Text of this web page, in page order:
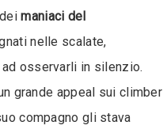
deimaniaci del
nelle scalate,
osservarli in silenzio.
grande appeal sui climber
compagno gli stava